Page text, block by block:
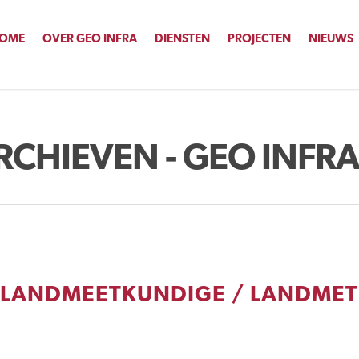
OVER GEO INFRA DIENSTEN
ONTWERPEN
PROJECTEN NIEUWS
- GEO INFRA
/